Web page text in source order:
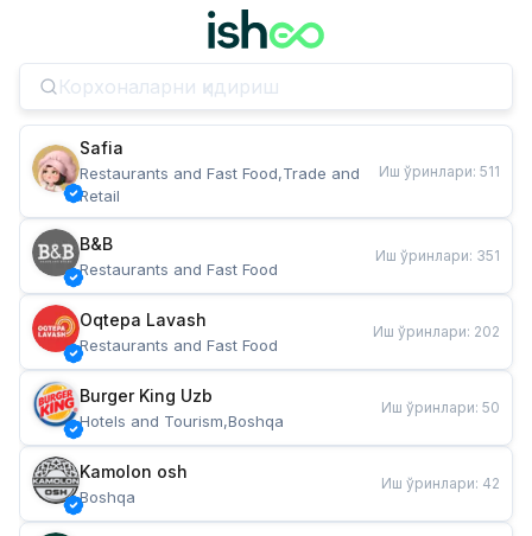
Safia
Restaurants and Fast Food,Trade and
Retail
Иш ўринлари: 511
B&B
Restaurants and Fast Food
Иш ўринлари: 351
Oqtepa Lavash
Restaurants and Fast Food
Иш ўринлари: 202
Burger King Uzb
Hotels and Tourism,Boshqa
Иш ўринлари: 50
Kamolon osh
Boshqa
Иш ўринлари: 42